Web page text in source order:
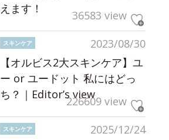
えます！
36583 view
2023/08/30
スキンケア
【オルビス2大スキンケア】ユ
ー or ユードット 私にはどっ
ち？｜Editor’s view226609 view
2025/12/24
スキンケア